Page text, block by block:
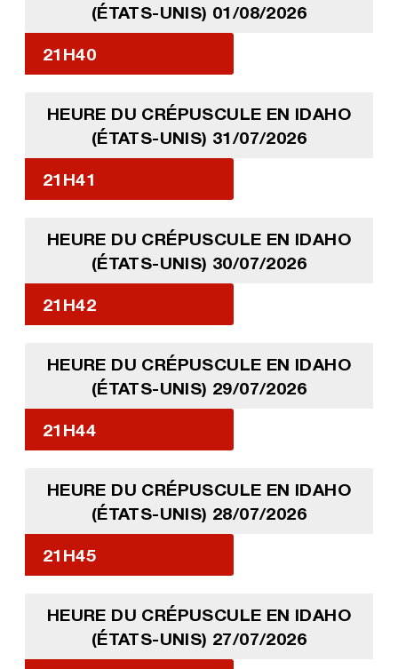
(ÉTATS-UNIS) 01/08/2026
21H40
HEURE DU CRÉPUSCULE EN IDAHO
(ÉTATS-UNIS) 31/07/2026
21H41
HEURE DU CRÉPUSCULE EN IDAHO
(ÉTATS-UNIS) 30/07/2026
21H42
HEURE DU CRÉPUSCULE EN IDAHO
(ÉTATS-UNIS) 29/07/2026
21H44
HEURE DU CRÉPUSCULE EN IDAHO
(ÉTATS-UNIS) 28/07/2026
21H45
HEURE DU CRÉPUSCULE EN IDAHO
(ÉTATS-UNIS) 27/07/2026